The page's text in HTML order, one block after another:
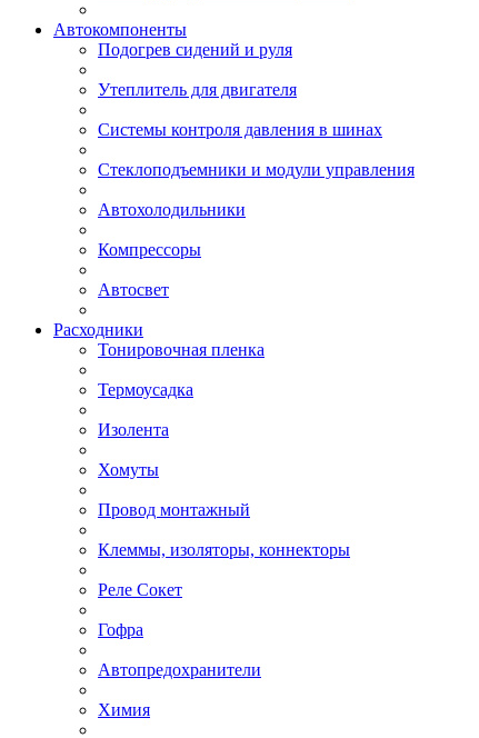
Автокомпоненты
Подогрев сидений и руля
Утеплитель для двигателя
Системы контроля давления в шинах
Стеклоподъемники и модули управления
Автохолодильники
Компрессоры
Автосвет
Расходники
Тонировочная пленка
Термоусадка
Изолента
Хомуты
Провод монтажный
Клеммы, изоляторы, коннекторы
Реле Сокет
Гофра
Автопредохранители
Химия